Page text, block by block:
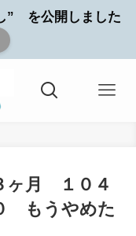
” を公開しました
ヶ月 １０４
もうやめた